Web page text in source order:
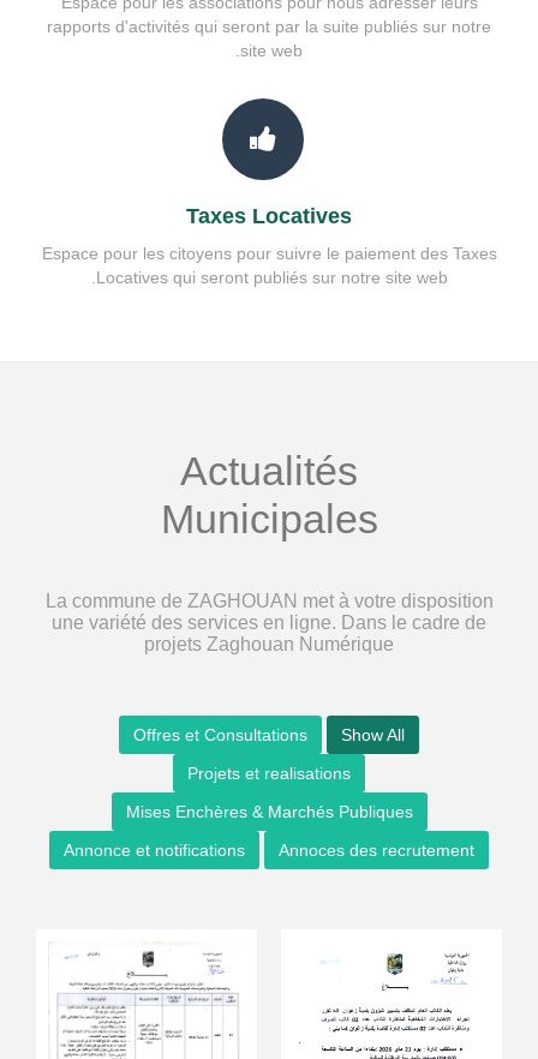
rapports d'activités qui seront par la suite publiés sur notre
site web.
Taxes Locatives
Espace pour les citoyens pour suivre le paiement des Taxes
Locatives qui seront publiés sur notre site web.
Actualités
Municipales
La commune de ZAGHOUAN met à votre disposition
une variété des services en ligne. Dans le cadre de
projets Zaghouan Numérique
Show All
Offres et Consultations
Projets et realisations
Mises Enchères & Marchés Publiques
Annoces des recrutement
Annonce et notifications